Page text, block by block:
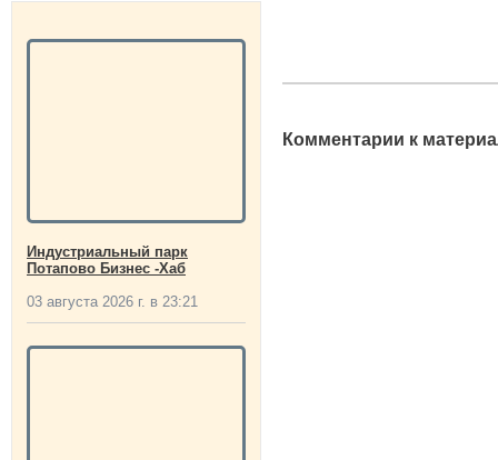
Индустриальный парк
Потапово Бизнес -Хаб
03 августа 2026 г. в 23:21
Комментарии к